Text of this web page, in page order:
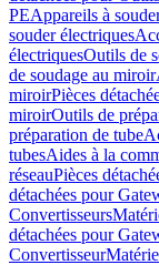
PEAppareils à
souder électriques
électriquesOutils de
de soudage au miroir
miroirPièces
miroirOutils de
préparation de tube
tubesAides à la
réseauPièces
détachées pour
Convertisseurs
détachées pour
Convertisseur